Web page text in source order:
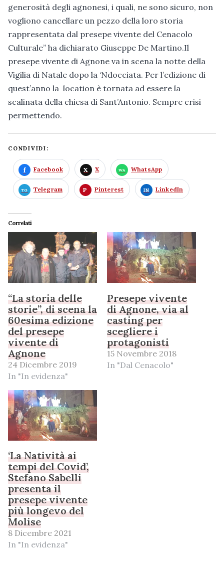
generosità degli agnonesi, i quali, ne sono sicuro, non
vogliono cancellare un pezzo della loro storia
rappresentata dal presepe vivente del Cenacolo
Culturale” ha dichiarato Giuseppe De Martino.Il
presepe vivente di Agnone va in scena la notte della
Vigilia di Natale dopo la ‘Ndocciata. Per l’edizione di
quest’anno la location è tornata ad essere la
scalinata della chiesa di Sant’Antonio. Sempre crisi
permettendo.
CONDIVIDI:
Facebook X WhatsApp
Telegram Pinterest LinkedIn
Correlati
“La storia delle
storie”, di scena la
60esima edizione
del presepe
vivente di
Agnone
24 Dicembre 2019
In "In evidenza"
Presepe vivente
di Agnone, via al
casting per
scegliere i
protagonisti
15 Novembre 2018
In "Dal Cenacolo"
‘La Natività ai
tempi del Covid’,
Stefano Sabelli
presenta il
presepe vivente
più longevo del
Molise
8 Dicembre 2021
In "In evidenza"